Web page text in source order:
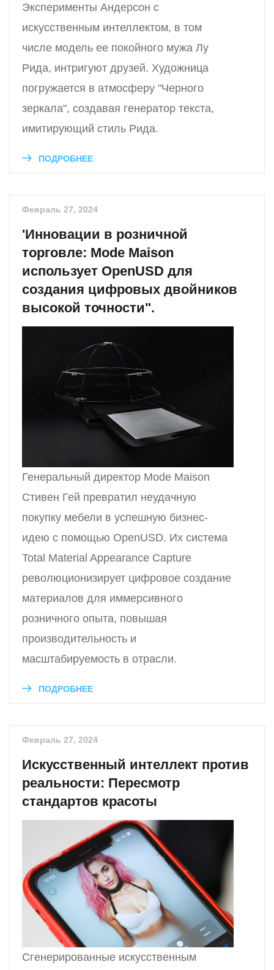
Эксперименты Андерсон с
искусственным интеллектом, в том
числе модель ее покойного мужа Лу
Рида, интригуют друзей. Художница
погружается в атмосферу "Черного
зеркала", создавая генератор текста,
имитирующий стиль Рида.
ПОДРОБНЕЕ
Февраль 27, 2024
'Инновации в розничной
торговле: Mode Maison
использует OpenUSD для
создания цифровых двойников
высокой точности".
Генеральный директор Mode Maison
Стивен Гей превратил неудачную
покупку мебели в успешную бизнес-
идею с помощью OpenUSD. Их система
Total Material Appearance Capture
революционизирует цифровое создание
материалов для иммерсивного
розничного опыта, повышая
производительность и
масштабируемость в отрасли.
ПОДРОБНЕЕ
Февраль 27, 2024
Искусственный интеллект против
реальности: Пересмотр
стандартов красоты
Сгенерированные искусственным